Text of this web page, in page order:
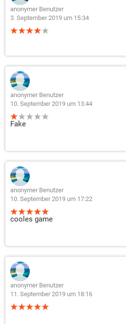
anonymer Benutzer
3. September 2019 um 15:34
anonymer Benutzer
10. September 2019 um 13:44
Fake
anonymer Benutzer
10. September 2019 um 17:22
cooles game
anonymer Benutzer
11. September 2019 um 18:16